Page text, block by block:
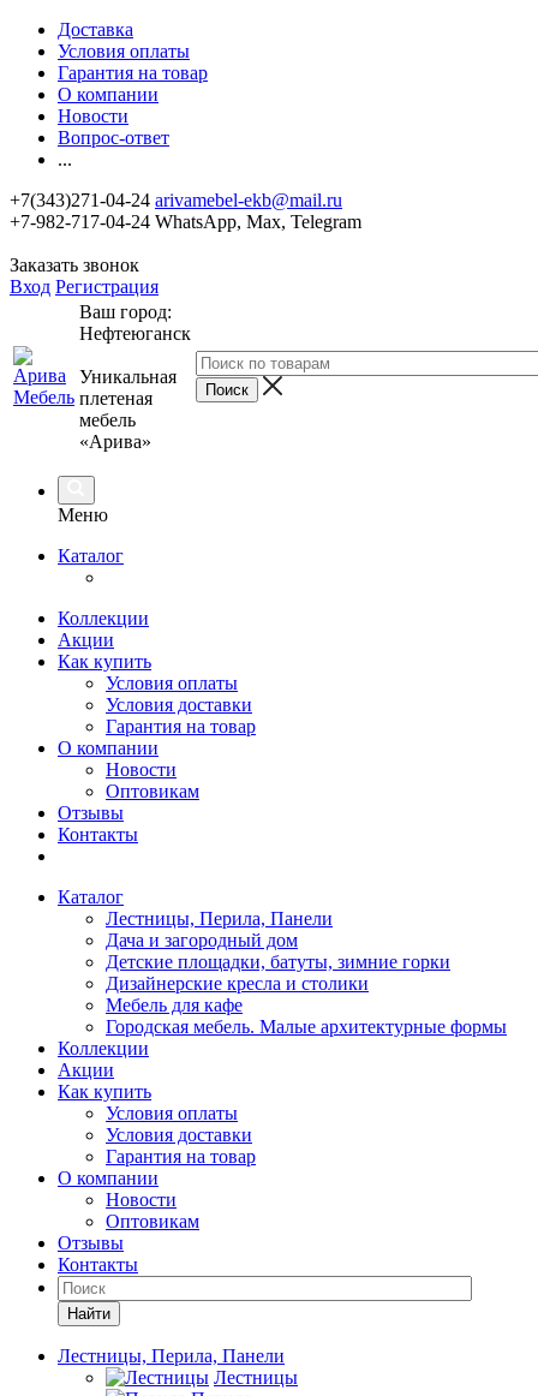
Доставка
Условия оплаты
Гарантия на товар
О компании
Новости
Вопрос-ответ
...
+7(343)271-04-24 arivamebel-ekb@mail.ru
+7-982-717-04-24 WhatsApp, Max, Telegram
Заказать звонок
Вход Регистрация
Ваш город:
Нефтеюганск
Уникальная
плетеная
мебель
«Арива»
Меню
Каталог
Коллекции
Акции
Как купить
Условия оплаты
Условия доставки
Гарантия на товар
О компании
Новости
Оптовикам
Отзывы
Контакты
Каталог
Лестницы, Перила, Панели
Дача и загородный дом
Детские площадки, батуты, зимние горки
Дизайнерские кресла и столики
Мебель для кафе
Городская мебель. Малые архитектурные формы
Коллекции
Акции
Как купить
Условия оплаты
Условия доставки
Гарантия на товар
О компании
Новости
Оптовикам
Отзывы
Контакты
Найти
Лестницы, Перила, Панели
Лестницы